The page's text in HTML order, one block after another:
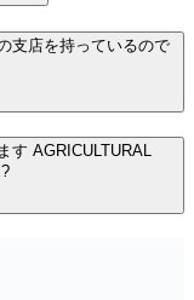
支店を持っているので
す AGRICULTURAL